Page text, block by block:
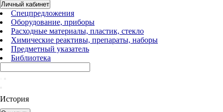
Личный кабинет
Спецпредложения
Оборудование, приборы
Расходные материалы, пластик, стекло
Химические реактивы, препараты, наборы
Предметный указатель
Библиотека
История